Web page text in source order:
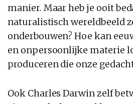
manier. Maar heb je ooit
naturalistisch wereldbeeld
onderbouwen? Hoe kan
en onpersoonlijke materie
produceren die onze
Ook Charles Darwin zelf